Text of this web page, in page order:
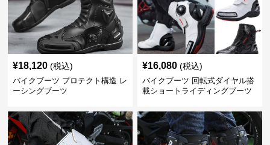
¥18,120 (税込)
バイクブーツ プロテクト構造 レ
ーシングブーツ
¥16,080 (税込)
バイクブーツ 回転式ダイヤル搭
載ショートライディングブーツ